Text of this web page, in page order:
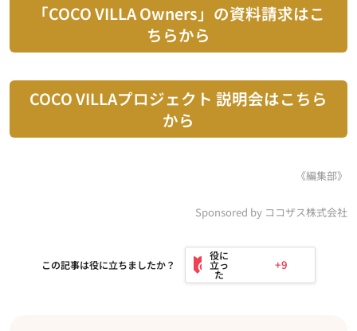
「COCO VILLA Owners」の資料請求はこ
ちらから
COCO VILLAプロジェクト 説明会はこちら
から
《編集部》
Sponsored by ココザス株式会社
この記事は役に立ちましたか？ +9